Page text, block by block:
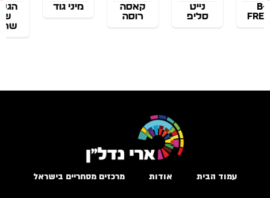
סליפ
קאסה
רוסה
מיני גוד
הגלגל
שרדר
עמוד הבית אודות מרכזים מסחריים בישראל